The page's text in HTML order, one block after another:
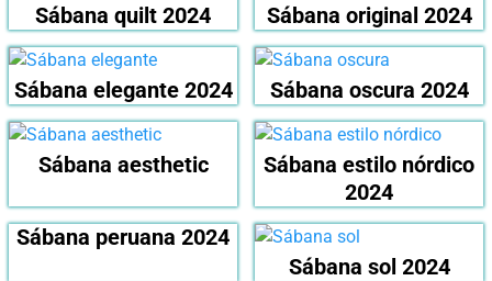
Sábana quilt 2024 Sábana original 2024
Sábana elegante 2024 Sábana oscura 2024
Sábana aesthetic
Sábana estilo nórdico
2024
Sábana peruana 2024
Sábana sol 2024